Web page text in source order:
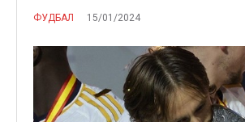
ФУДБАЛ 15/01/2024